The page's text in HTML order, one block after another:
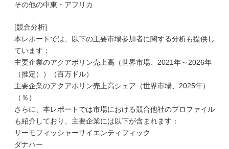
その他の中東・アフリカ
[競合分析]
本レポートでは、以下の主要市場参加者に関する分析も提供し
ています：
主要企業のアクアポリン売上高（世界市場、2021年～2026年
（推定））（百万ドル）
主要企業のアクアポリン売上高シェア（世界市場、2025年）
（％）
さらに、本レポートでは市場における競合他社のプロファイル
も紹介しており、主要企業には以下が含まれます：
サーモフィッシャーサイエンティフィック
ダナハー